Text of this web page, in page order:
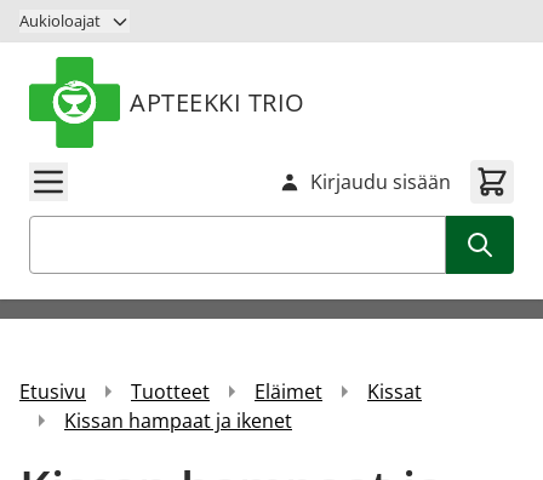
Siirry sisältöön
Aukioloajat
APTEEKKI TRIO
Kirjaudu sisään
Etusivu Tuotteet Eläimet
Kissat
Kissan hampaat ja ikenet